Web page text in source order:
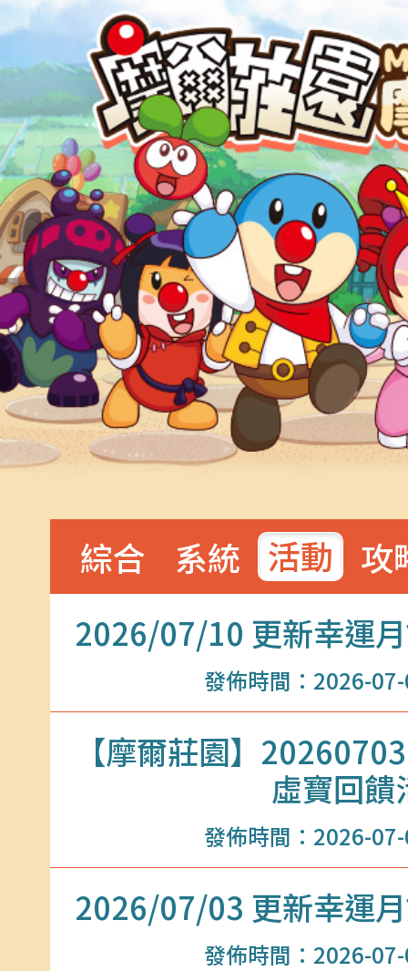
綜合 系統 活動 攻
2026/07/10 更新幸運
發佈時間：2026-
【摩爾莊園】
虛寶回饋
發佈時間：2026-
2026/07/03 更新幸運
發佈時間：2026-